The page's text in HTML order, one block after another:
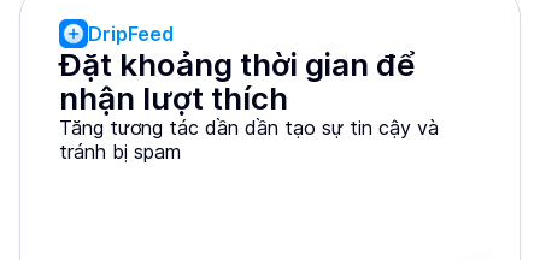
DripFeed
Đặt khoảng thời gian để
nhận lượt thích
Tăng tương tác dần dần tạo sự tin cậy và
tránh bị spam